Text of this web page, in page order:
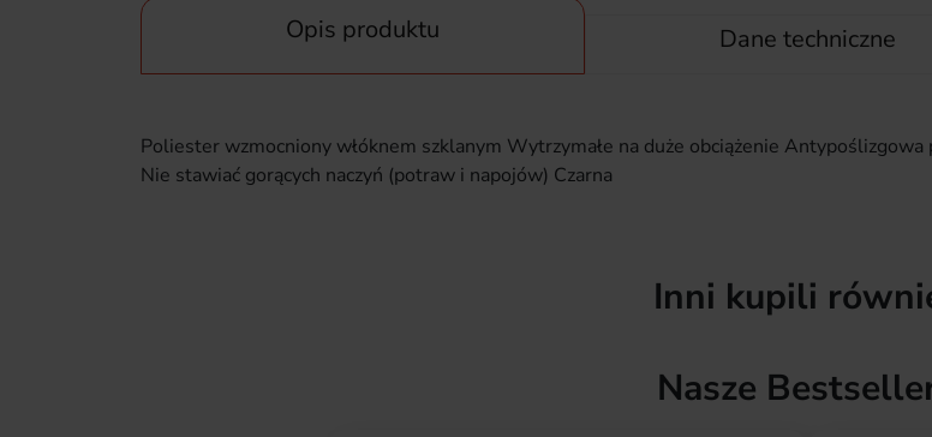
Opis produktu Dane techniczne
Poliester wzmocniony włóknem szklanym Wytrzymałe na duże obciążenie
Nie stawiać gorących naczyń (potraw i napojów) Czarna
Inni kupili
Nasze